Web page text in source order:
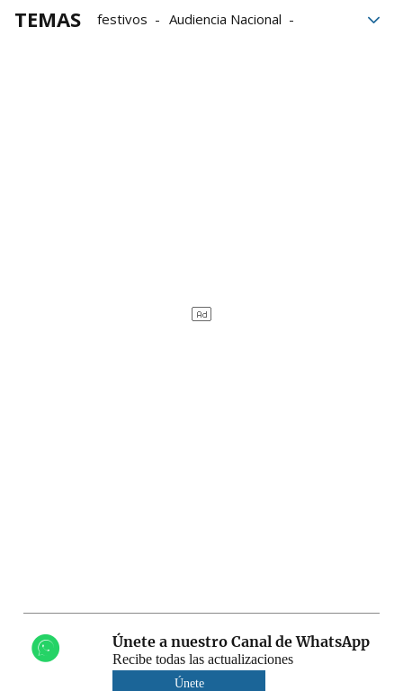
TEMAS festivos
Audiencia Nacional
Únete a nuestro Canal de WhatsApp
Recibe todas las actualizaciones
Únete